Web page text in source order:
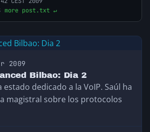
more post.txt ↵
2009
Bilbao: Dia 2
estado dedicado a la VoIP. Saúl ha
magistral sobre los protocolos